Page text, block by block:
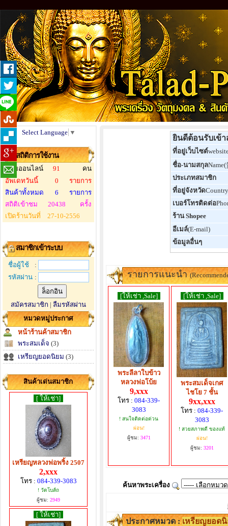
Select Language ▼
สถิติการใช้งาน
ผู้ชมออนไลน์ 91
คน
อัพเดทวันนี้
0
รายการ
สินค้าทั้งหมด
6
รายการ
สถิติเข้าชม
20438
ครั้ง
เปิดร้านวันที่
27-10-2556
สมาชิกเข้าระบบ
ชื่อผู้ใช้
:
รหัสผ่าน :
สมัครสมาชิก | ลืมรหัสผ่าน
หมวดหมู่ประกาศ
หน้าร้านค้าสมาชิก
พระสมเด็จ (3)
เหรียญยอดนิยม (3)
สินค้าเด่นสมาชิก
[ ให้เช่า]
เหรียญหลวงพ่อพริ้ง 2507
2,xxx
โทร : 084-339-3083
! วัดโบส์ถ
ผู้ชม: 2949
[ ให้เช่า]
ยินดีต้อนรับเข้
ที่อยู่เว็บไซต์
ชื่อ-นามสกุล
ประเภทสมาชิก
ที่อยู่จังหวัด
เบอร์โทรติดต่อ
ร้าน Shopee
อีเมล์(E-mail)
ข้อมูลอื่นๆ
รายการแนะนำ
[ให้เช่า ,Sale]
พระลีลาใบข้าว
หลวงพ่อโบ้ย
9,xxx
โทร : 084-339-
3083
! สนใจติดต่อด่วน
ผ่อน!
ผู้ชม: 3471
[ให้เช่า ,Sale]
พระสมเด็จเกศ
ไชโย 7 ชั้น
9xx,xxx
โทร : 084-339-
3083
! สวยสภาพดี ของแท้
ผ่อน!
ผู้ชม: 3201
ค้นหาพระเครื่อง
ประกาศหมวด :เหรียญยอด